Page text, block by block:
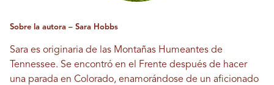
Sobre la autora – Sara Hobbs
Sara es originaria de las Montañas Humeantes de
Tennessee. Se encontró en el Frente después de hacer
una parada en Colorado, enamorándose de un aficionado